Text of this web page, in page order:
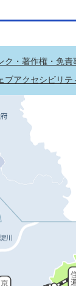
ク・著作権・免責
ブアクセシビリテ